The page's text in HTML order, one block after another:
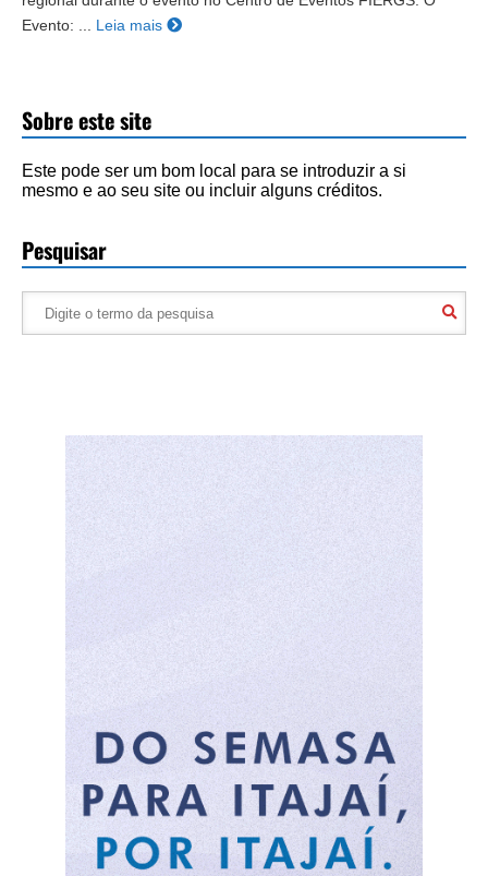
Evento: ...
Leia mais
Sobre este site
Este pode ser um bom local para se introduzir a si
mesmo e ao seu site ou incluir alguns créditos.
Pesquisar